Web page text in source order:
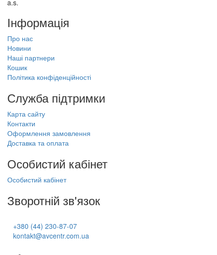
Інформація
Про нас
Новини
Наші партнери
Кошик
Політика конфіденційності
Служба підтримки
Карта сайту
Контакти
Оформлення замовлення
Доставка та оплата
Особистий кабінет
Особистий кабінет
Зворотній зв'язок
+380 (44) 230-87-07
kontakt@avcentr.com.ua